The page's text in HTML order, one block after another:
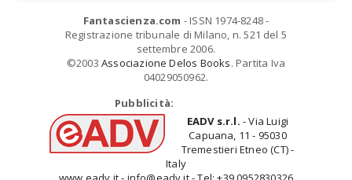
Fantascienza.com - ISSN 1974-8248 -
Registrazione tribunale di Milano, n. 521 del 5
settembre 2006.
©2003 Associazione Delos Books. Partita Iva
04029050962.
Pubblicità:
EADV s.r.l. - Via Luigi
Capuana, 11 - 95030
Tremestieri Etneo (CT) -
Italy